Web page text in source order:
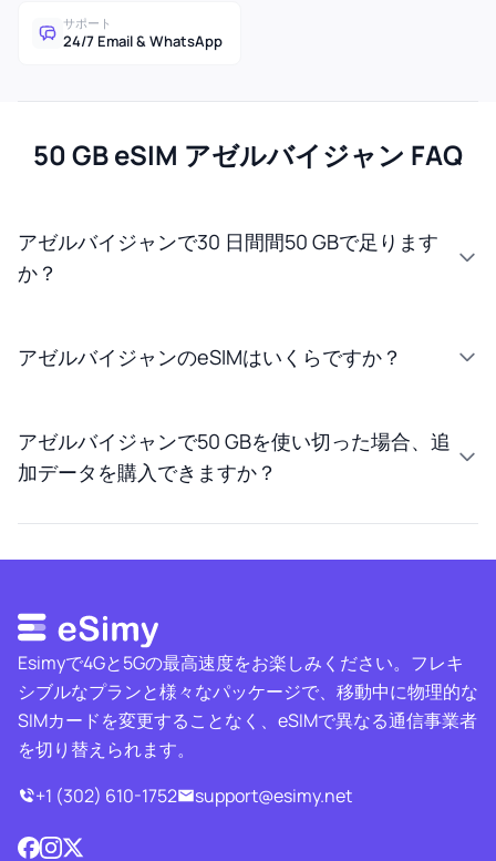
サポート
24/7 Email & WhatsApp
50 GB eSIM アゼルバイジャン FAQ
アゼルバイジャンで30 日間間50 GBで足ります
か？
アゼルバイジャンのeSIMはいくらですか？
アゼルバイジャンで50 GBを使い切った場合、追
加データを購入できますか？
Esimyで4Gと5Gの最高速度をお楽しみください。フレキ
シブルなプランと様々なパッケージで、移動中に物理的な
SIMカードを変更することなく、eSIMで異なる通信事業者
を切り替えられます。
+1 (302) 610-1752
support@esimy.net